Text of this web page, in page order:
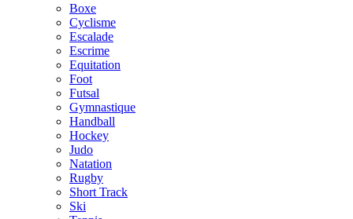
Boxe
Cyclisme
Escalade
Escrime
Equitation
Foot
Futsal
Gymnastique
Handball
Hockey
Judo
Natation
Rugby
Short Track
Ski